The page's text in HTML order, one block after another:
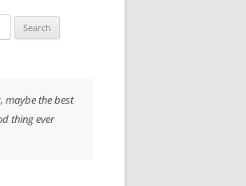
maybe the best
thing ever